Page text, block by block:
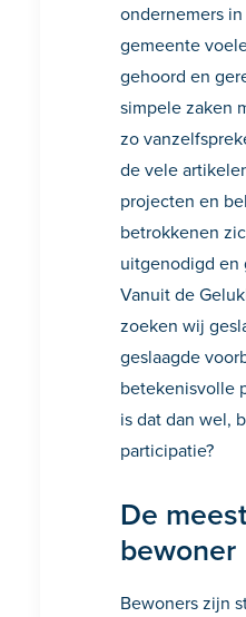
ondernemers
gemeente
gehoord en
simpele zaken
zo
de vele
projecten en
betrokkenen
uitgenodigd en
Vanuit de
zoeken wij
geslaagde
betekenisvolle
is dat dan wel,
participatie?
De
bewoner
Bewoners zijn